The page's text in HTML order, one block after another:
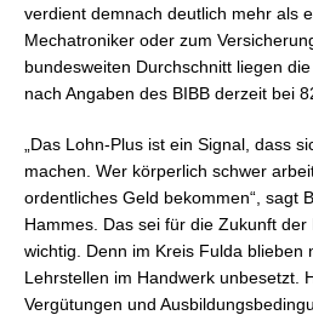
verdient demnach deutlich mehr als
Mechatroniker oder zum
bundesweiten Durchschnitt liegen
nach Angaben des BIBB derzeit bei
„Das Lohn-Plus ist ein Signal, dass
machen. Wer körperlich schwer
ordentliches Geld bekommen“, sagt
Hammes. Das sei für die Zukunft
wichtig. Denn im Kreis Fulda blieben
Lehrstellen im Handwerk unbesetzt.
Vergütungen und